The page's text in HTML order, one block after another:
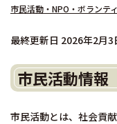
市民活動・NPO・ボランテ
最終更新日 2026年2月3
市民活動情報
市民活動とは、社会貢